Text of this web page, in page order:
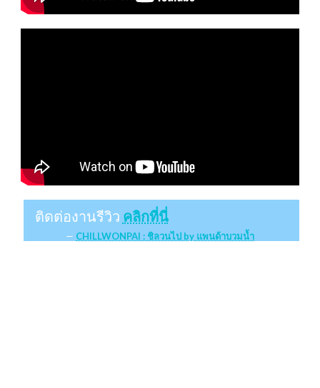
ติดต่องานรีวิว คลิกที่นี่
CHILLWONPAI : ชิลวนไป by แพนด้าบวมน้ำ